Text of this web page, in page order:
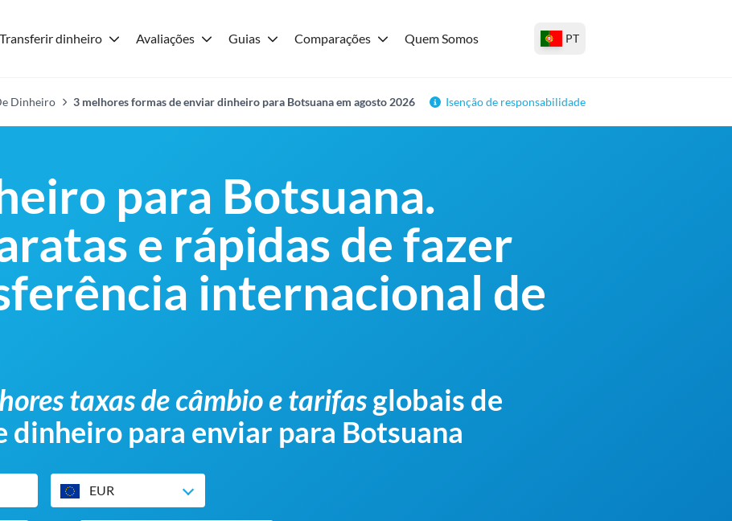
Transferir dinheiro Avaliações Guias Comparações Quem Somos PT
Dinheiro 3 melhores formas de enviar dinheiro para Botsuana em agosto 2026 Isenção de responsabilidade
para Botsuana.
e rápidas de fazer
internacional de
taxas de câmbio e tarifasglobais de
dinheiro para enviar para Botsuana
EUR